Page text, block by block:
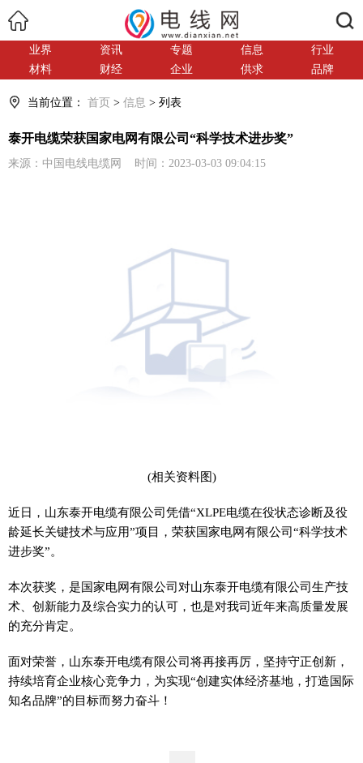
业界 资讯 专题 信息
行业
材料
财经 企业 供求 品牌
当前位置： 首页 > 信息 > 列表
泰开电缆荣获国家电网有限公司“科学技术进步奖”
来源：中国电线电缆网 时间：2023-03-03 09:04:15
(相关资料图)
近日，山东泰开电缆有限公司凭借“XLPE电缆在役状态诊断及役
龄延长关键技术与应用”项目，荣获国家电网有限公司“科学技术
进步奖”。
本次获奖，是国家电网有限公司对山东泰开电缆有限公司生产技
术、创新能力及综合实力的认可，也是对我司近年来高质量发展
的充分肯定。
面对荣誉，山东泰开电缆有限公司将再接再厉，坚持守正创新，
持续培育企业核心竞争力，为实现“创建实体经济基地，打造国际
知名品牌”的目标而努力奋斗！